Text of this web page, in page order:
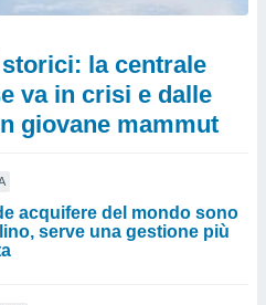
la centrale
va in crisi e dalle
giovane mammut
acquifere del mondo sono
serve una gestione più